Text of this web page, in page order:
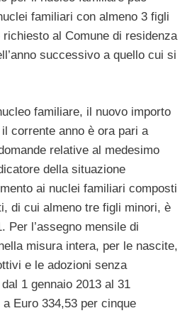
familiari con almeno 3 figli
al Comune di residenza
successivo a quello cui si
familiare, il nuovo importo
corrente anno è ora pari a
relative al medesimo
della situazione
ai nuclei familiari composti
di cui almeno tre figli minori, è
Per l’assegno mensile di
misura intera, per le nascite,
e le adozioni senza
1 gennaio 2013 al 31
Euro 334,53 per cinque